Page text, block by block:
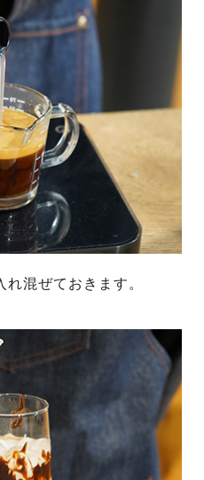
混ぜておきます。